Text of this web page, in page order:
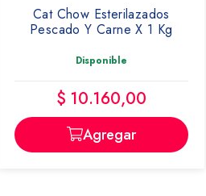
Cat Chow Esterilazados
Pescado Y Carne X 1 Kg
Disponible
$ 10.160,00
Agregar